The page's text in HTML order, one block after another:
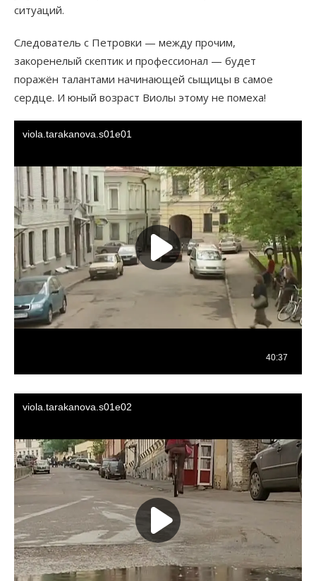
ситуаций.
Следователь с Петровки — между прочим,
закоренелый скептик и профессионал — будет
поражён талантами начинающей сыщицы в самое
сердце. И юный возраст Виолы этому не помеха!